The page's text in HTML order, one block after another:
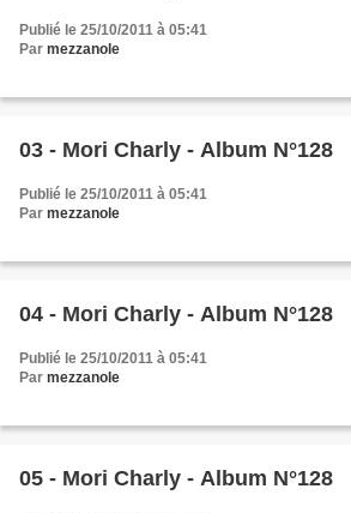
Publié le 25/10/2011 à 05:41
Par mezzanole
03 - Mori Charly - Album N°128
Publié le 25/10/2011 à 05:41
Par mezzanole
04 - Mori Charly - Album N°128
Publié le 25/10/2011 à 05:41
Par mezzanole
05 - Mori Charly - Album N°128